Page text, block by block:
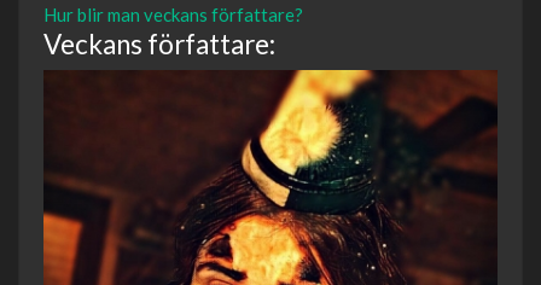
Hur blir man veckans författare?
Veckans författare: